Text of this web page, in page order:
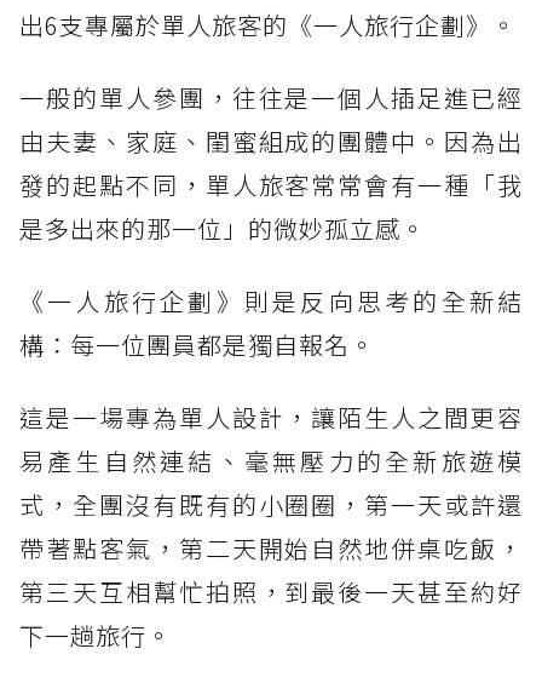
出6支專屬於單人旅客的《一人旅行企劃》。
一般的單人參團，往往是一個人插足進已經
由夫妻、家庭、閨蜜組成的團體中。因為出
發的起點不同，單人旅客常常會有一種「我
是多出來的那一位」的微妙孤立感。
《一人旅行企劃》則是反向思考的全新結
構：每一位團員都是獨自報名。
這是一場專為單人設計，讓陌生人之間更容
易產生自然連結、毫無壓力的全新旅遊模
式，全團沒有既有的小圈圈，第一天或許還
帶著點客氣，第二天開始自然地併桌吃飯，
第三天互相幫忙拍照，到最後一天甚至約好
下一趟旅行。